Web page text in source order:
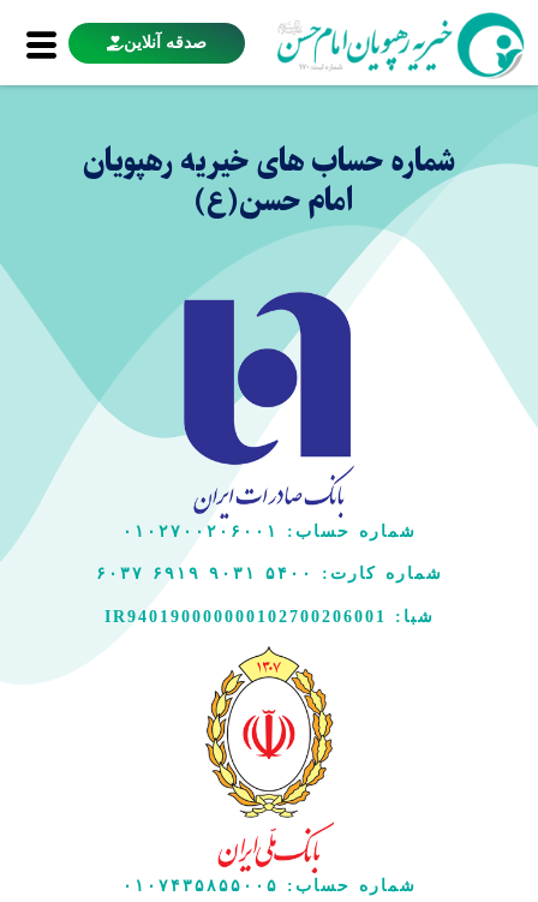
صدقه آنلاین
شماره حساب های خیریه رهپویان
امام حسن(ع) ​
شماره حساب: ۰۱۰۲۷۰۰۲۰۶۰۰۱
شماره کارت: ۵۴۰۰ ۹۰۳۱ ۶۹۱۹ ۶۰۳۷
شبا: IR940190000000102700206001
شماره حساب: ۰۱۰۷۴۳۵۸۵۵۰۰۵